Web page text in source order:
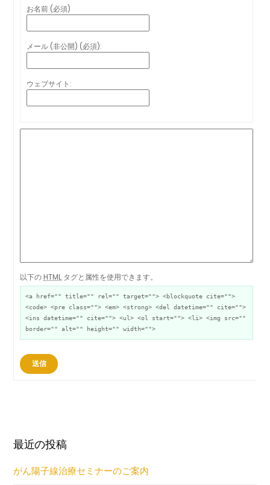
お名前 (必須)
メール (非公開) (必須):
ウェブサイト:
以下の HTML タグと属性を使用できます。
<a href="" title="" rel="" target=""> <blockquote cite="">
<code> <pre class=""> <em> <strong> <del datetime="" cite="">
<ins datetime="" cite=""> <ul> <ol start=""> <li> <img src=""
border="" alt="" height="" width="">
送信
最近の投稿
がん陽子線治療セミナーのご案内